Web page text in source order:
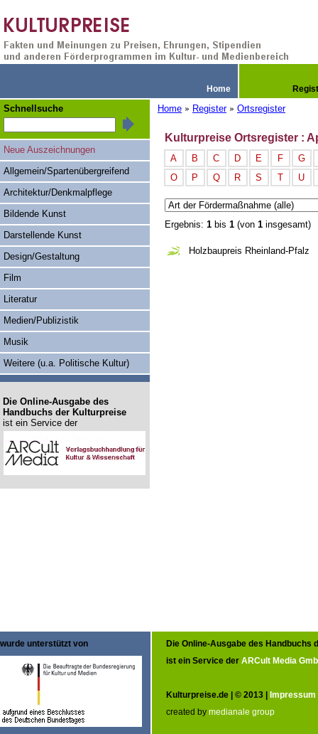
Home
Home » Register » Ortsregister
Kulturpreise Ortsregister :
A B C D E F
G
O
P Q R S T U
Ergebnis: 1 bis 1 (von 1 insgesamt)
Holzbaupreis Rheinland-Pfalz
Schnellsuche
Neue Auszeichnungen
Allgemein/Spartenübergreifend
Architektur/Denkmalpflege
Bildende Kunst
Darstellende Kunst
Design/Gestaltung
Film
Literatur
Medien/Publizistik
Musik
Weitere (u.a. Politische Kultur)
Die Online-Ausgabe des
Handbuchs der Kulturpreise
ist ein Service der
wurde unterstützt von
Die Online-Ausgabe des Handbuchs
ist ein Service der ARCult Media
Kulturpreise.de | © 2013 | Impressum
created by medianale group